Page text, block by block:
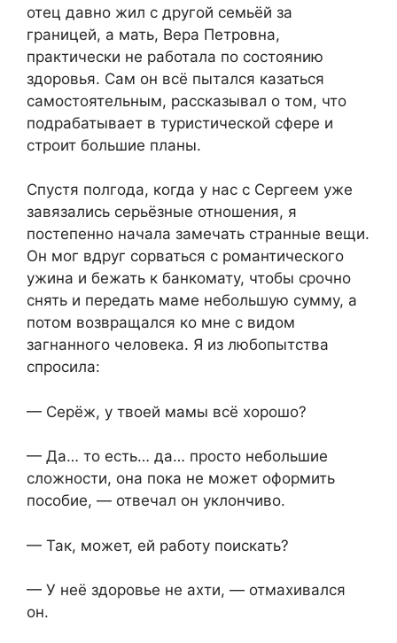
отец давно жил с другой семьёй за
границей, а мать, Вера Петровна,
практически не работала по состоянию
здоровья. Сам он всё пытался казаться
самостоятельным, рассказывал о том, что
подрабатывает в туристической сфере и
строит большие планы.
Спустя полгода, когда у нас с Сергеем уже
завязались серьёзные отношения, я
постепенно начала замечать странные вещи.
Он мог вдруг сорваться с романтического
ужина и бежать к банкомату, чтобы срочно
снять и передать маме небольшую сумму, а
потом возвращался ко мне с видом
загнанного человека. Я из любопытства
спросила:
— Серёж, у твоей мамы всё хорошо?
— Да… то есть… да… просто небольшие
сложности, она пока не может оформить
пособие, — отвечал он уклончиво.
— Так, может, ей работу поискать?
— У неё здоровье не ахти, — отмахивался
он.